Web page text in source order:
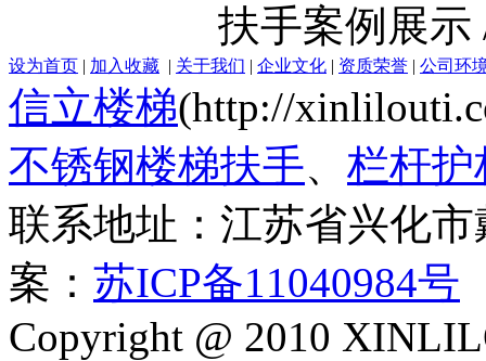
扶手案例展
设为首页 | 加入收藏 | 关于我们 | 企业文化 | 资质荣誉 | 公司环
信立楼梯(http://
不锈钢楼梯扶手、 栏杆护
联系地址：江苏省兴化
案： 苏ICP备11040984号
Copyright @ 2010